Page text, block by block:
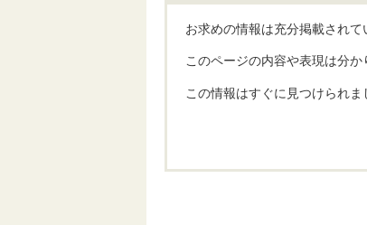
お求めの情報は充分掲載されて
このページの内容や表現は分か
この情報はすぐに見つけられま